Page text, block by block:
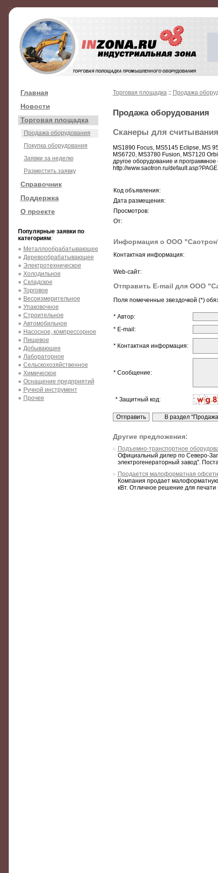
Главная
Новости
Торговая площадка
Продажа оборудования
Покупка оборудования
Заявки за неделю
Разместить заявку
Справочник
Поддержка
О проекте
Популярные заявки по
категориям:
Металлообрабатывающее
Деревообрабатывающее
Электротехническое
Холодильное
Складское
Торговое
Весоизмерительное
Упаковочное
Строительное
Автомобильное
Насосное, компрессорное
Пищевое
Добывающее
Лабораторное
Сельскохозяйственное
Химическое
Оснащение предприятий
Ручной инструмент
Прочее
Торговая площадка:: Продажа
Продажа оборудования
Сканеры для
MS1890 Focus, MS5145 Eclipse, MS
MS6720, MS3780 Fusion, MS7120
другое оборудование и
http://www.saotron.ru/
Код объявления:
Дата размещения:
Просмотров:
От:
Информация о ООО
Контактная информация:
Web-сайт:
Отправить E-mail для ООО
Поля помеченные звездочкой (*)
* Автор:
* E-mail:
* Контактная информация:
* Сообщение:
* Защитный код:
Другие предложения:
Подъемно-транспортное
Официальный дилер по Северо-
электрогенераторный завод".
Продается малоформатная
Компания продает
кВт. Отличное решение для печати